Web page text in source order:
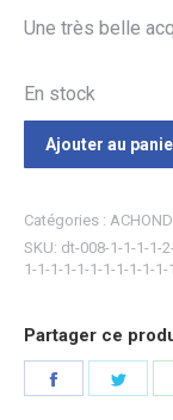
Une très belle
En stock
Ajouter au
Catégories :
SKU: dt-008-1-1-1-1-
1-1-1-1-1-1-1-1-1-1-1-
Partager ce
Partager